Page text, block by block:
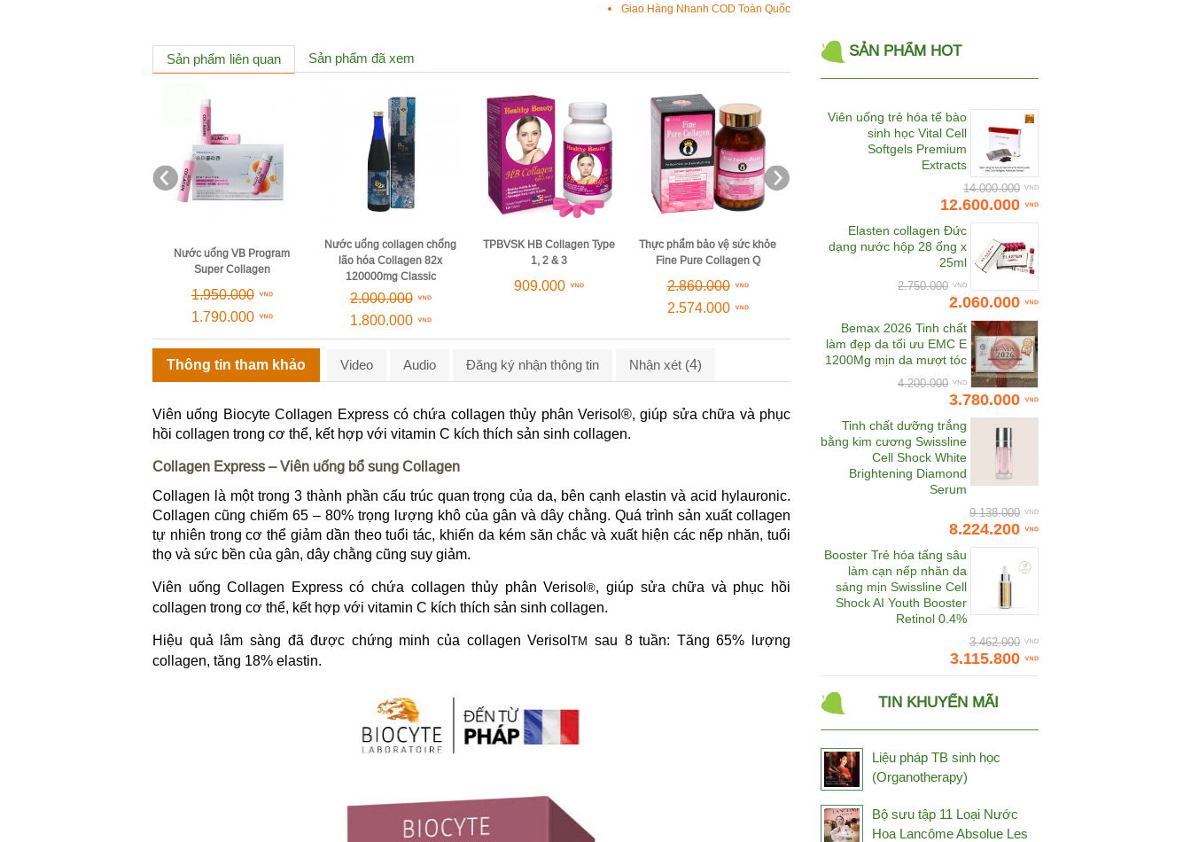
Giao Hàng Nhanh COD Toàn Quốc
Sản phẩm liên quan Sản phẩm đã xem
Nước uống collagen chống
lão hóa Collagen 82x
120000mg Classic
2.000.000
1.800.000
TPBVSK HB Collagen Type
1, 2 & 3
909.000
Thực phẩm bảo vệ sức khỏe
Fine Pure Collagen Q
2.860.000
Thực phẩm bảo vệ sức khỏe
Unicity Oasis
1.890.000
1.701.000
Super Collagen Whitening
Nước uống placenta &
collagen 2in1 Beyou Lux
Blanc EX giúp sáng da, mờ
sạm nám và làm trắng da
(50ml x 10 chai)
2.200.000
1.680.000
Thông tin tham khảo Video Audio Đăng ký nhận thông tin Nhận xét (4)
Viên uống Biocyte Collagen Express có chứa collagen thủy phân Verisol®, giúp sửa chữa và phục
hồi collagen trong cơ thể, kết hợp với vitamin C kích thích sản sinh collagen.
Collagen Express – Viên uống bổ sung Collagen
Collagen là một trong 3 thành phần cấu trúc quan trọng của da, bên cạnh elastin và acid hylauronic.
Collagen cũng chiếm 65 – 80% trọng lượng khô của gân và dây chằng. Quá trình sản xuất collagen
tự nhiên trong cơ thể giảm dần theo tuổi tác, khiến da kém săn chắc và xuất hiện các nếp nhăn, tuổi
thọ và sức bền của gân, dây chằng cũng suy giảm.
Viên uống Collagen Express có chứa collagen thủy phân Verisol®, giúp sửa chữa và phục hồi
collagen trong cơ thể, kết hợp với vitamin C kích thích sản sinh collagen.
Hiệu quả lâm sàng đã được chứng minh của collagen VerisolTM sau 8 tuần: Tăng 65% lượng
collagen, tăng 18% elastin.
Bemax
Bewel
Bhmed
Bioline Jato
BL Miracle
Cheong Kwan Jang
Chunho Vina
Cle de Peau Beaute
CNI
COCOAGE Cosmetics
Daedong Korea Ginseng
Dalton
Damode
Deep Blue Health
Dr.CPU
Đông trùng hạ thảo
Bhutan
Đông trùng hạ thảo Tây
Tạng
SẢN PHẨM HOT
Viên uống trẻ hóa tế bào
sinh học Vital Cell
Softgels Premium
Extracts
14.000.000
12.600.000
Elasten collagen Đức
dạng nước hộp 28 ống x
25ml
2.750.000
2.060.000
Bemax 2026 Tinh chất
làm đẹp da tối ưu EMC E
1200Mg mịn da mượt tóc
4.200.000
3.780.000
Tinh chất dưỡng trắng
bằng kim cương Swissline
Cell Shock White
Brightening Diamond
Serum
9.138.000
8.224.200
Booster Trẻ hóa tấng sâu
làm cạn nếp nhăn da
sáng mịn Swissline Cell
Shock AI Youth Booster
Retinol 0.4%
3.462.000
3.115.800
TIN KHUYẾN MÃI
Liệu pháp TB sinh học
(Organotherapy)
Bộ sưu tập 11 Loại Nước
Hoa Lancôme Absolue Les